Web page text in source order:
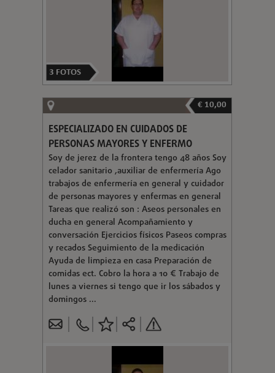
3 FOTOS
€ 10,00
ESPECIALIZADO EN CUIDADOS DE
PERSONAS MAYORES Y ENFERMO
Soy de jerez de la frontera tengo 48 años Soy
celador sanitario ,auxiliar de enfermería Ago
trabajos de enfermería en general y cuidador
de personas mayores y enfermas en general
Tareas que realizó son : Aseos personales en
ducha en general Acompañamiento y
conversación Ejercicios físicos Paseos compras
y recados Seguimiento de la medicación
Ayuda de limpieza en casa Preparación de
comidas ect. Cobro la hora a 10 € Trabajo de
lunes a viernes si tengo que ir los sábados y
domingos ...